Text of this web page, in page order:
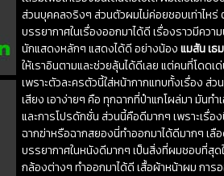
ส่วนบุคคลจริงๆ ส่วนตัวผมไม่ค่อยชอบเท่าไหร่
บรรยากาศในเรื่องออกมาได้ดี เรื่องราวมีค
นักแสดงหลักๆ แสดงได้ดี อย่างน้องแมสัน เ
ให้เราอินตามและช่วยลุ้นได้ดีเลย แต่คนที่โดด
เพราะตัวละครตัวนี้ใส่หน้ากากแทบทั้งเรื่อง ส่
เสียง เอาง่ายๆ คือ ทุกฉากที่ป๋าแกโผล่มา มัน
และการโปรดักชั่น ส่วนนี้คือดีมากๆ เพราะเรื่
ฉากฆ่าหรือฉากสยองนี่ทำออกมาได้ดีมากๆ เ
บรรยากาศในหนังดีมากๆ เป็นสิ่งที่ผมชอบที่สุด
กล้องต่างๆ ทำออกมาได้ดี เสื้อผ้าหน้าผม กา